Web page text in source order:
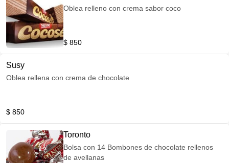
Oblea relleno con crema sabor coco
$ 850
Susy
Oblea rellena con crema de chocolate
$ 850
Toronto
Bolsa con 14 Bombones de chocolate rellenos
de avellanas